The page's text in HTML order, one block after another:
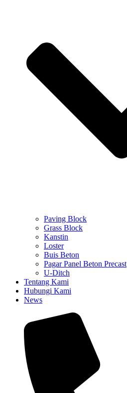
Paving Block
Grass Block
Kanstin
Loster
Buis Beton
Pagar Panel Beton Precast
U-Ditch
Tentang Kami
Hubungi Kami
News